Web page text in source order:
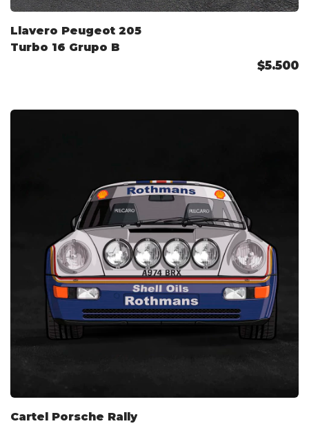
Llavero Peugeot 205
Turbo 16 Grupo B
$5.500
Cartel Porsche Rally